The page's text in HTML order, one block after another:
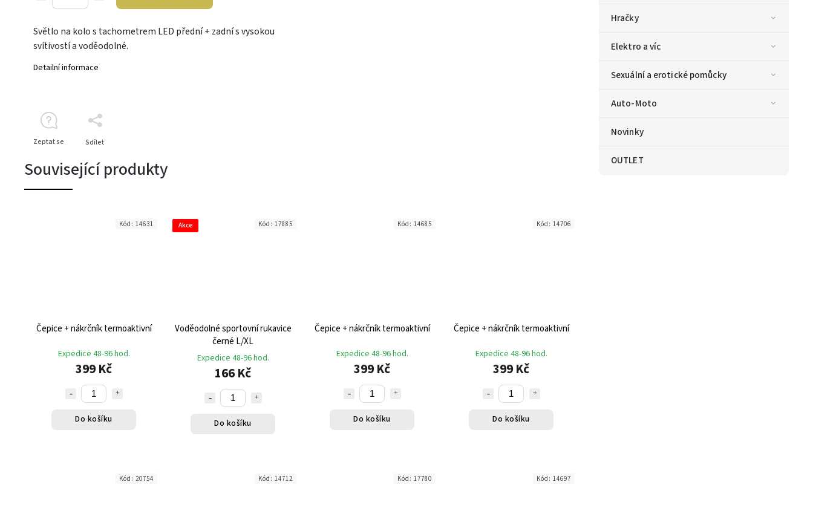
Hračky
Elektro a víc
Sexuální a erotické pomůcky
Auto-Moto
Novinky
OUTLET
Světlo na kolo s tachometrem LED přední + zadní s vysokou
svítivostí a voděodolné.
Detailní informace
Zeptat se Sdílet
Související produkty
Čepice + nákrčník termoaktivní
Expedice 48-96 hod.
399 Kč
Do košíku
Kód: 14631 Akce
Voděodolné sportovní rukavice
černé L/XL
Expedice 48-96 hod.
166 Kč
Do košíku
Kód: 17885
Čepice + nákrčník termoaktivní
Expedice 48-96 hod.
399 Kč
Do košíku
Kód: 14685
Čepice + nákrčník termoaktivní
Expedice 48-96 hod.
399 Kč
Do košíku
Kód: 14706
Kód: 20754 Kód: 14712 Kód: 17780 Kód: 14697